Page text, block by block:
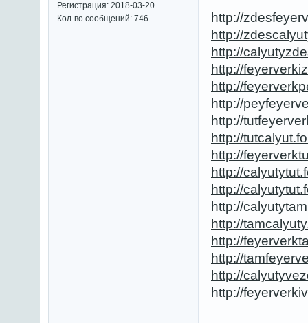
Регистрация: 2018-03-20
Кол-во сообщений: 746
http://
http://
http://
http://
http://
http://
http://
http://
http://
http://
http://
http://
http://
http://
http://
http://
http://